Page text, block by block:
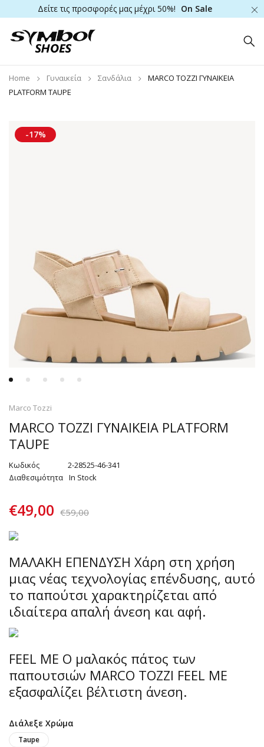
Δείτε τις προσφορές μας μέχρι 50%! On Sale
Home Γυναικεία Σανδάλια
MARCO TOZZI ΓΥΝΑΙΚΕΙΑ
PLATFORM TAUPE
-17%
Marco Tozzi
MARCO TOZZI ΓΥΝΑΙΚΕΙΑ PLATFORM
TAUPE
Κωδικός
2-28525-46-341
Διαθεσιμότητα In Stock
€59,00
€49,00
ΜΑΛΑΚΗ ΕΠΕΝΔΥΣΗ Χάρη στη χρήση
μιας νέας τεχνολογίας επένδυσης, αυτό
το παπούτσι χαρακτηρίζεται από
ιδιαίτερα απαλή άνεση και αφή.
FEEL ME Ο μαλακός πάτος των
παπουτσιών MARCO TOZZI FEEL ME
εξασφαλίζει βέλτιστη άνεση.
Διάλεξε Χρώμα
Taupe